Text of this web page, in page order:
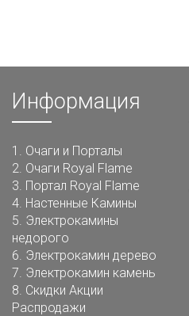
Информация
1. Очаги и Порталы
2. Очаги Royal Flame
3. Портал Royal Flame
4. Настенные Камины
5. Электрокамины
недорого
6. Электрокамин дерево
7. Электрокамин камень
8. Скидки Акции
Распродажи